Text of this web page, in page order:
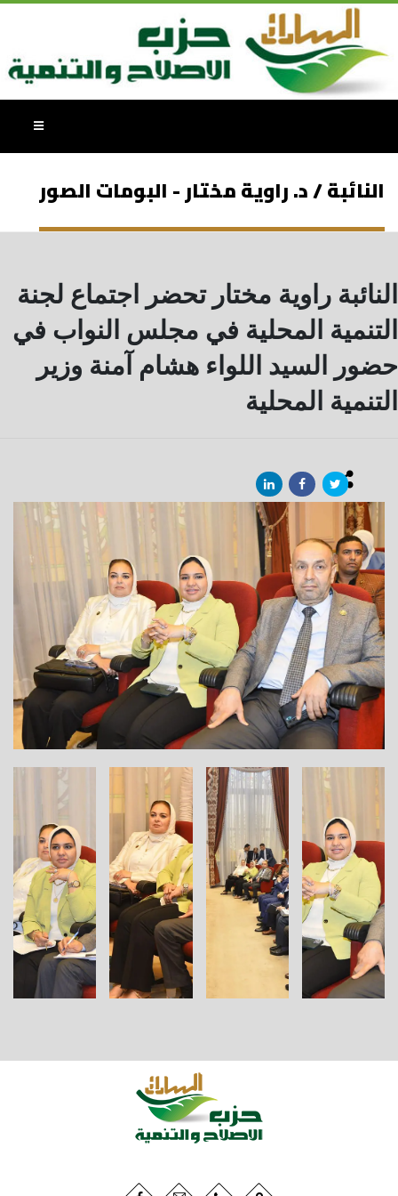
النائبة / د. راوية مختار - البومات الصور
النائبة راوية مختار تحضر اجتماع لجنة
التنمية المحلية في مجلس النواب في
حضور السيد اللواء هشام آمنة وزير
التنمية المحلية